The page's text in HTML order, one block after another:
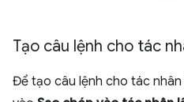
Tạo câu lệnh cho tác
Để tạo câu lệnh cho tác